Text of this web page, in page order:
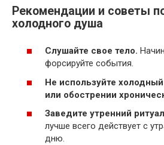
Рекомендации и советы
холодного душа
Слушайте свое тело.
форсируйте события.
Не используйте
или обострении
Заведите утренний
лучше всего действует с
дню.